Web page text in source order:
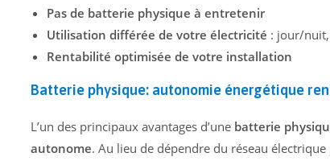
Pas de batterie physique à entretenir
Utilisation différée de votre électricité : jour/
Rentabilité optimisée de votre installation
Batterie physique: autonomie énergétique
L’un des principaux avantages d’une batterie
autonome. Au lieu de dépendre du réseau